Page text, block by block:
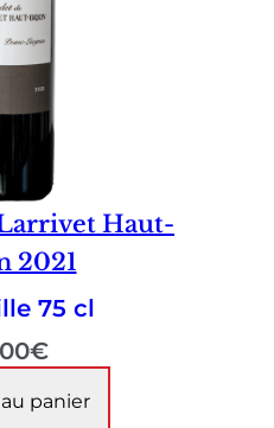
Haut-
2021
75 cl
€
panier